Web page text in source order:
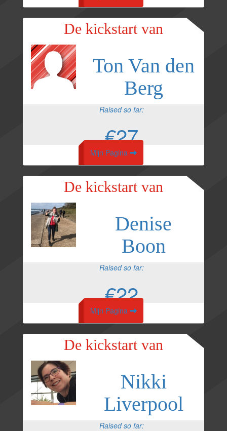
De kickstart van
Ton Van den
Berg
Raised so far:
€27
Mijn Pagina
De kickstart van
Denise
Boon
Raised so far:
€22
Mijn Pagina
De kickstart van
Nikki
Liverpool
Raised so far: